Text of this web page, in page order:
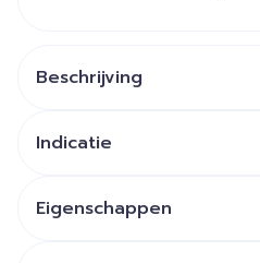
Beschrijving
Indicatie
Eigenschappen